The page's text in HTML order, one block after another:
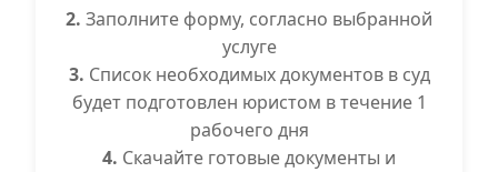
2. Заполните форму, согласно выбранной
услуге
3. Список необходимых документов в суд
будет подготовлен юристом в течение 1
рабочего дня
4. Скачайте готовые документы и